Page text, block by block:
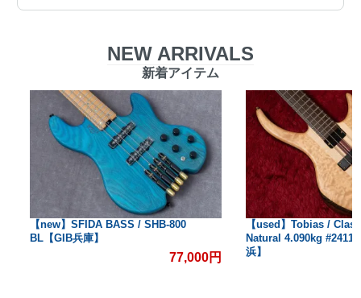
NEW ARRIVALS
新着アイテム
【new】SFIDA BASS / SHB-800
BL【GIB兵庫】
77,000円
【used】Tobias /
Natural 4.090kg
浜】